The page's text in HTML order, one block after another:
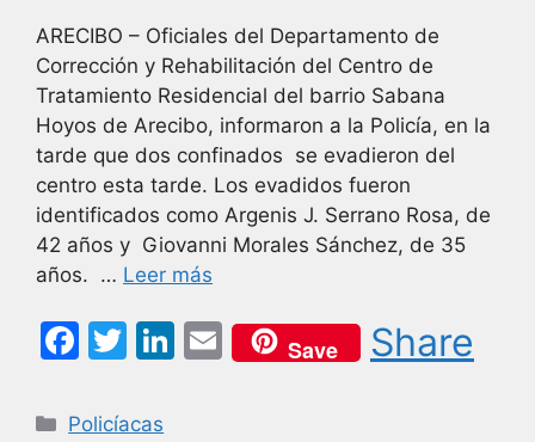
ARECIBO – Oficiales del Departamento de
Corrección y Rehabilitación del Centro de
Tratamiento Residencial del barrio Sabana
Hoyos de Arecibo, informaron a la Policía, en la
tarde que dos confinados se evadieron del
centro esta tarde. Los evadidos fueron
identificados como Argenis J. Serrano Rosa, de
42 años y Giovanni Morales Sánchez, de 35
años. … Leer más
F
c
T
itt
Li E
m
Save Share
Categorías
Policíacas